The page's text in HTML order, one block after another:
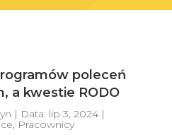
poleceń
a kwestie RODO
| Data: lip 3, 2024 |
, Pracownicy